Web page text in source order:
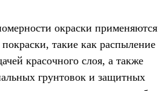
окраски применяются
такие как распыление
красочного слоя, а также
грунтовок и защитных